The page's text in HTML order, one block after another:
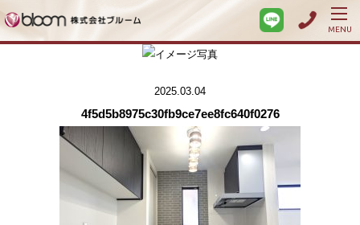
MENU
2025.03.04
4f5d5b8975c30fb9ce7ee8fc640f0276